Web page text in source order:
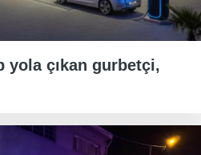
yola çıkan gurbetçi,